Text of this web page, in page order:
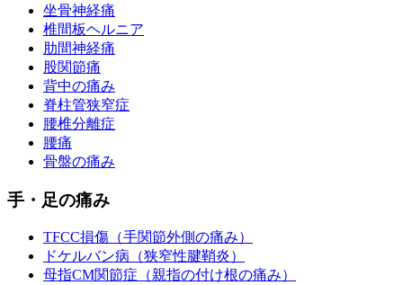
坐骨神経痛
椎間板ヘルニア
肋間神経痛
股関節痛
背中の痛み
脊柱管狭窄症
腰椎分離症
腰痛
骨盤の痛み
手・足の痛み
TFCC損傷（手関節外側の痛み）
ドケルバン病（狭窄性腱鞘炎）
母指CM関節症（親指の付け根の痛み）